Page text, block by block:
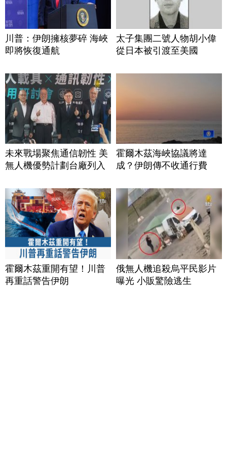
川普：伊朗擁核夢碎 海峽
即將恢復通航
太子集團二號人物胡小偉
從日本被引渡至美國
未來戰場聚焦通信韌性 美
無人機優勢計劃台廠列入
霍爾木茲海峽協議將達
成？伊朗傳不收通行費
霍爾木茲重開有望！川普
再重話警告伊朗
俄無人機追殺烏平民影片
曝光 小販驚險逃生